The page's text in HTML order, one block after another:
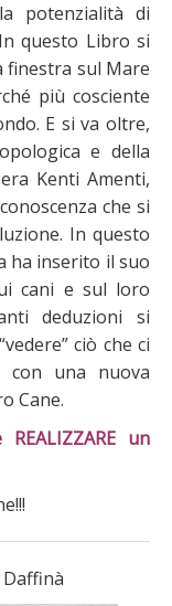
potenzialità di
questo Libro si
finestra sul Mare
più cosciente
E si va oltre,
e della
Kenti Amenti,
che si
In questo
ha inserito il suo
cani e sul loro
deduzioni si
ciò che ci
con una nuova
Cane.
un